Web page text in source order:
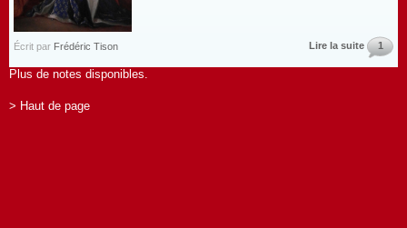
Écrit par Frédéric Tison Lire la suite 1
Plus de notes disponibles.
> Haut de page